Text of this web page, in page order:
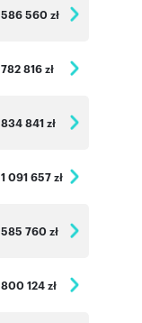
586 560 zł
782 816 zł
834 841 zł
1 091 657 zł
585 760 zł
800 124 zł